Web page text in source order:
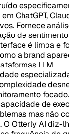
ChatGPT,
Fornece
de
é limpa e
a brand
LLM.
de
mas não
O Otterly AI diz-